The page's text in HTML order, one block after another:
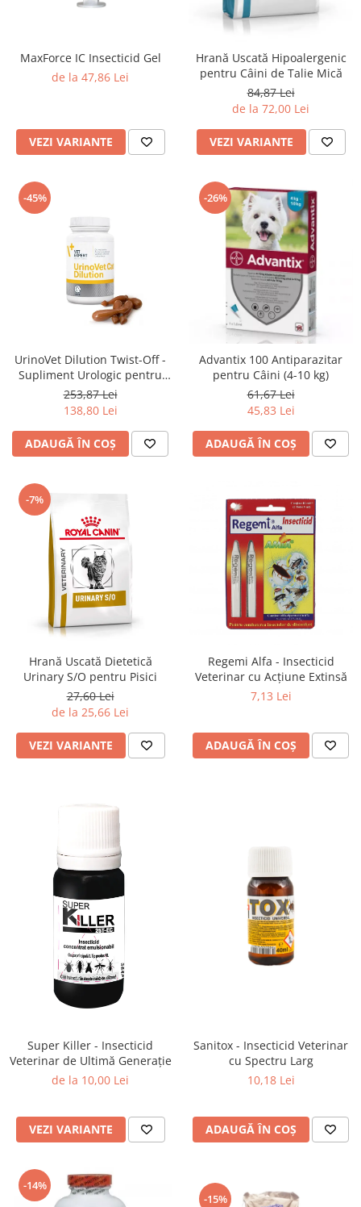
MaxForce IC Insecticid Gel
de la 47,86 Lei
VEZI VARIANTE
Hrană Uscată Hipoalergenic
pentru Câini de Talie Mică
84,87 Lei
de la 72,00 Lei
VEZI VARIANTE
-45%
UrinoVet Dilution Twist-Off -
Supliment Urologic pentru
Pisici
253,87 Lei
138,80 Lei
ADAUGĂ ÎN COȘ
-26%
Advantix 100 Antiparazitar
pentru Câini (4-10 kg)
61,67 Lei
45,83 Lei
ADAUGĂ ÎN COȘ
-7%
Hrană Uscată Dietetică
Urinary S/O pentru Pisici
27,60 Lei
de la 25,66 Lei
VEZI VARIANTE
Regemi Alfa - Insecticid
Veterinar cu Acțiune Extinsă
7,13 Lei
ADAUGĂ ÎN COȘ
Super Killer - Insecticid
Veterinar de Ultimă Generație
de la 10,00 Lei
VEZI VARIANTE
Sanitox - Insecticid Veterinar
cu Spectru Larg
10,18 Lei
ADAUGĂ ÎN COȘ
-14%
-15%